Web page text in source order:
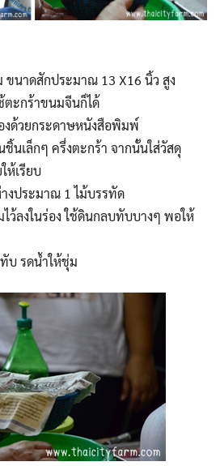
ขนาดสักประมาณ 13 X16 นิ้ว สูง
ะกร้าขนมจีนก็ได้
งด้วยกระดาษหนังสือพิมพ์
นเล็กๆ ครึ่งตะกร้า จากนั้นใส่วัสดุ
ห้เรียบ
งประมาณ 1 ไม้บรรทัด
ว้ลงในร่อง ใช้ดินกลบทับบางๆ พอให้
บ รดน้ำให้ชุ่ม